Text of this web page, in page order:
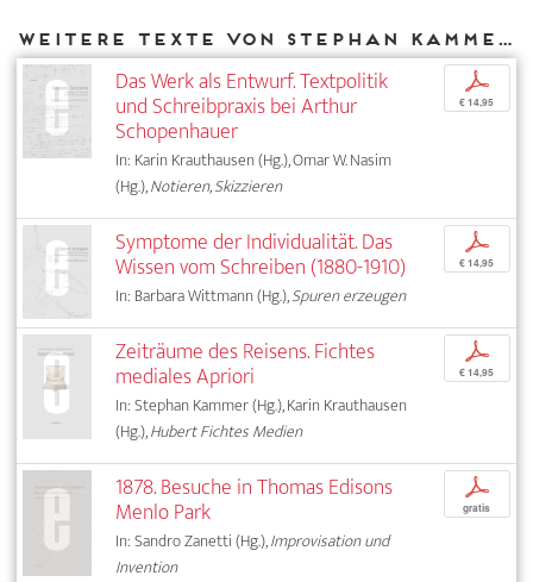
Weitere Texte von Stephan Kammer bei DIAPHANES
Das Werk als Entwurf. Textpolitik
und Schreibpraxis bei Arthur
Schopenhauer
In: Karin Krauthausen (Hg.), Omar W. Nasim
(Hg.),Notieren, Skizzieren
p
€ 14,95
Symptome der Individualität. Das
Wissen vom Schreiben (1880-1910)
In: Barbara Wittmann (Hg.),Spuren erzeugen
p
€ 14,95
Zeiträume des Reisens. Fichtes
mediales Apriori
In: Stephan Kammer (Hg.), Karin Krauthausen
(Hg.),Hubert Fichtes Medien
p
€ 14,95
1878. Besuche in Thomas Edisons
Menlo Park
In: Sandro Zanetti (Hg.),Improvisation und
Invention
p
gratis